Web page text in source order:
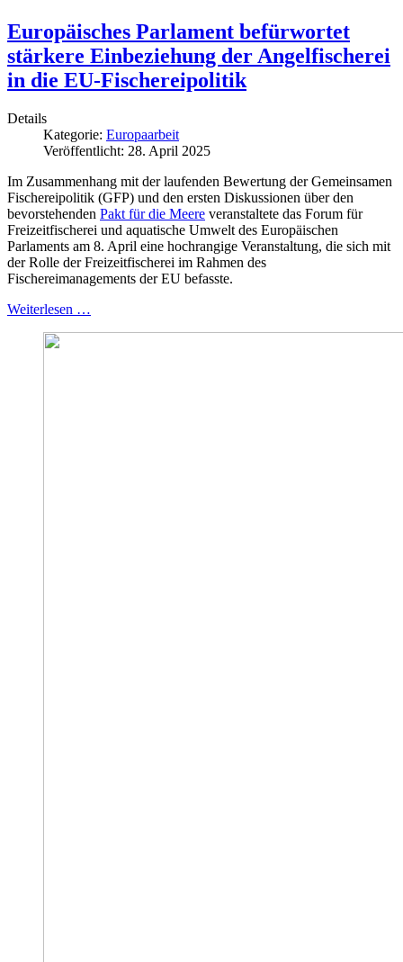
Europäisches Parlament befürwortet
stärkere Einbeziehung der Angelfischerei
in die EU-Fischereipolitik
Details
Kategorie: Europaarbeit
Veröffentlicht: 28. April 2025
Im Zusammenhang mit der laufenden Bewertung der Gemeinsamen
Fischereipolitik (GFP) und den ersten Diskussionen über den
bevorstehenden Pakt für die Meere veranstaltete das Forum für
Freizeitfischerei und aquatische Umwelt des Europäischen
Parlaments am 8. April eine hochrangige Veranstaltung, die sich mit
der Rolle der Freizeitfischerei im Rahmen des
Fischereimanagements der EU befasste.
Weiterlesen …